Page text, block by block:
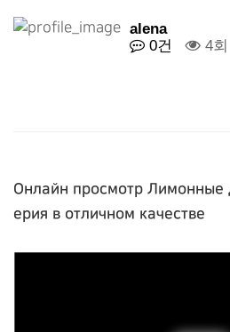
alena
0건
4회
Онлайн просмотр Лимонные
ерия в отличном качестве